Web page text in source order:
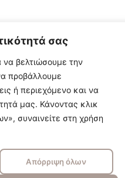
σας
να βελτιώσουμε την
προβάλλουμε
ή περιεχόμενο και να
μας. Κάνοντας κλικ
συναινείτε στη χρήση
Απόρριψη όλων
aromas